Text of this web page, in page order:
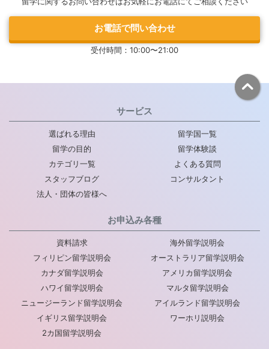
お電話で問い合わせ
受付時間：10:00〜21:00
サービス
選ばれる理由
留学国一覧
留学の目的
留学体験談
カテゴリ一覧
よくある質問
スタッフブログ
コンサルタント
法人・団体の皆様へ
お申込み各種
資料請求
海外留学説明会
フィリピン留学説明会
オーストラリア留学説明会
カナダ留学説明会
アメリカ留学説明会
ハワイ留学説明会
マルタ留学説明会
ニュージーランド留学説明会
アイルランド留学説明会
イギリス留学説明会
ワーホリ説明会
2カ国留学説明会